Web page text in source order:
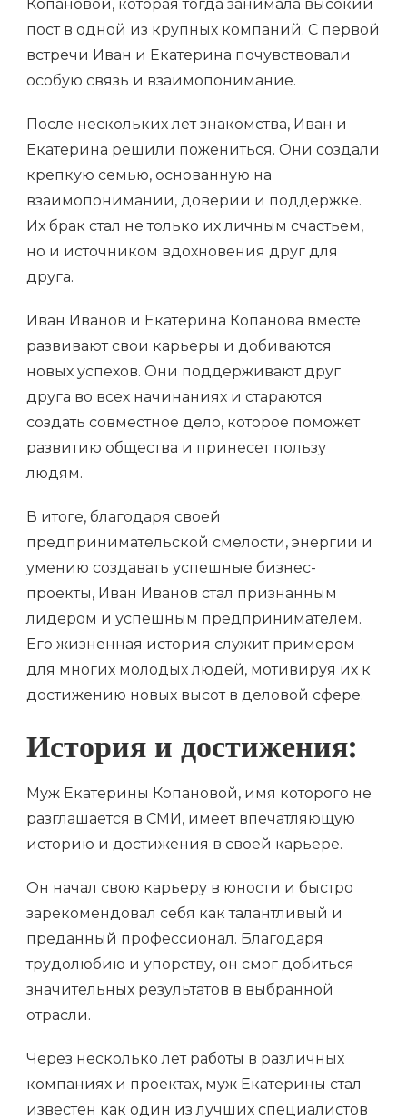
Копановой, которая тогда занимала высокий
пост в одной из крупных компаний. С первой
встречи Иван и Екатерина почувствовали
особую связь и взаимопонимание.
После нескольких лет знакомства, Иван и
Екатерина решили пожениться. Они создали
крепкую семью, основанную на
взаимопонимании, доверии и поддержке.
Их брак стал не только их личным счастьем,
но и источником вдохновения друг для
друга.
Иван Иванов и Екатерина Копанова вместе
развивают свои карьеры и добиваются
новых успехов. Они поддерживают друг
друга во всех начинаниях и стараются
создать совместное дело, которое поможет
развитию общества и принесет пользу
людям.
В итоге, благодаря своей
предпринимательской смелости, энергии и
умению создавать успешные бизнес-
проекты, Иван Иванов стал признанным
лидером и успешным предпринимателем.
Его жизненная история служит примером
для многих молодых людей, мотивируя их к
достижению новых высот в деловой сфере.
История и достижения:
Муж Екатерины Копановой, имя которого не
разглашается в СМИ, имеет впечатляющую
историю и достижения в своей карьере.
Он начал свою карьеру в юности и быстро
зарекомендовал себя как талантливый и
преданный профессионал. Благодаря
трудолюбию и упорству, он смог добиться
значительных результатов в выбранной
отрасли.
Через несколько лет работы в различных
компаниях и проектах, муж Екатерины стал
известен как один из лучших специалистов